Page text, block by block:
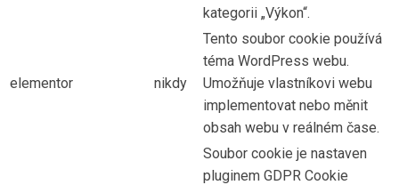
kategorii „Výkon“.
elementor nikdy
Tento soubor cookie používá
téma WordPress webu.
Umožňuje vlastníkovi webu
implementovat nebo měnit
obsah webu v reálném čase.
Soubor cookie je nastaven
pluginem GDPR Cookie